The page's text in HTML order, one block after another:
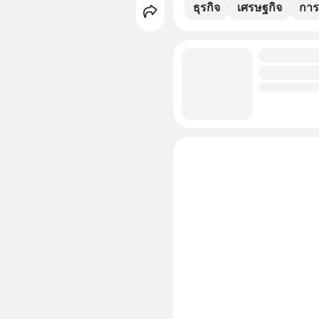
ธุรกิจ เศรษฐกิจ กา